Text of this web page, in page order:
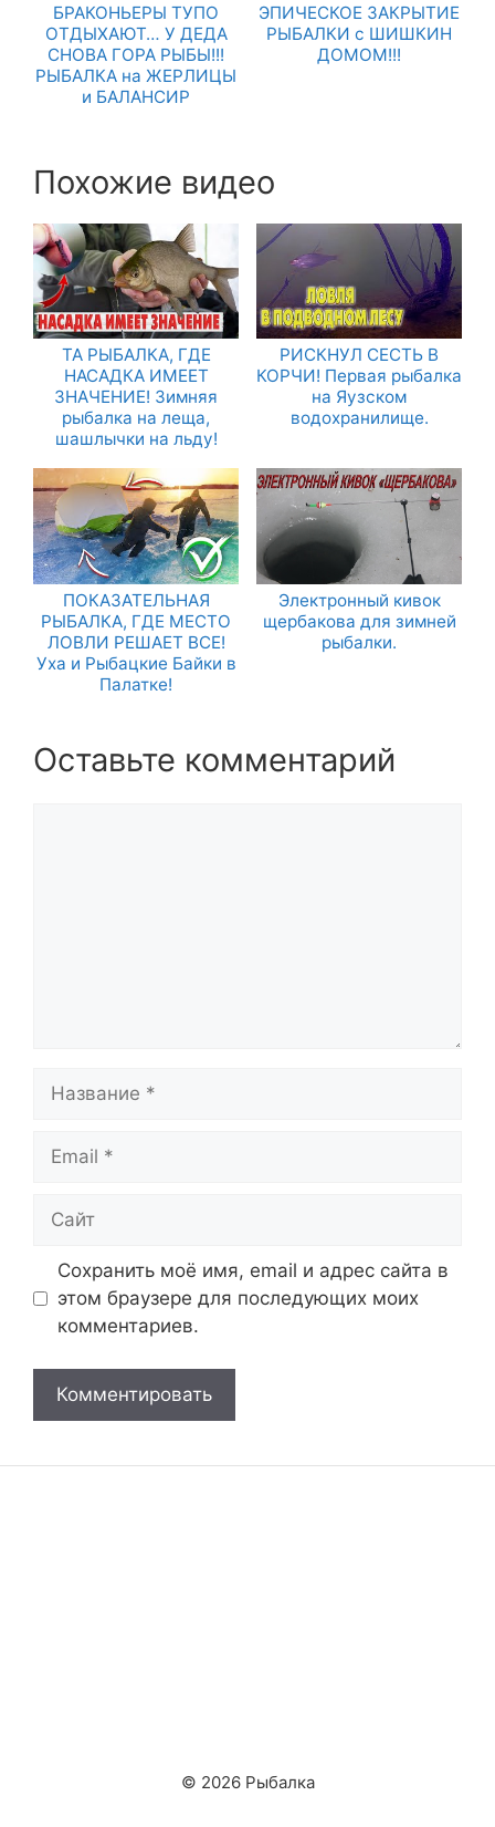
БРАКОНЬЕРЫ ТУПО
ОТДЫХАЮТ… У ДЕДА
СНОВА ГОРА РЫБЫ!!!
РЫБАЛКА на ЖЕРЛИЦЫ
и БАЛАНСИР
ЭПИЧЕСКОЕ ЗАКРЫТИЕ
РЫБАЛКИ с ШИШКИН
ДОМОМ!!!
Похожие видео
ТА РЫБАЛКА, ГДЕ
НАСАДКА ИМЕЕТ
ЗНАЧЕНИЕ! Зимняя
рыбалка на леща,
шашлычки на льду!
РИСКНУЛ СЕСТЬ В
КОРЧИ! Первая рыбалка
на Яузском
водохранилище.
ПОКАЗАТЕЛЬНАЯ
РЫБАЛКА, ГДЕ МЕСТО
ЛОВЛИ РЕШАЕТ ВСЕ!
Уха и Рыбацкие Байки в
Палатке!
Электронный кивок
щербакова для зимней
рыбалки.
Оставьте комментарий
Название
Email
Сайт
Сохранить моё имя, email и адрес сайта в
этом браузере для последующих моих
комментариев.
© 2026 Рыбалка